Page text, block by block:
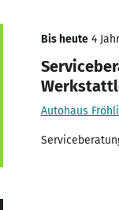
Bis heute 4
Autohaus